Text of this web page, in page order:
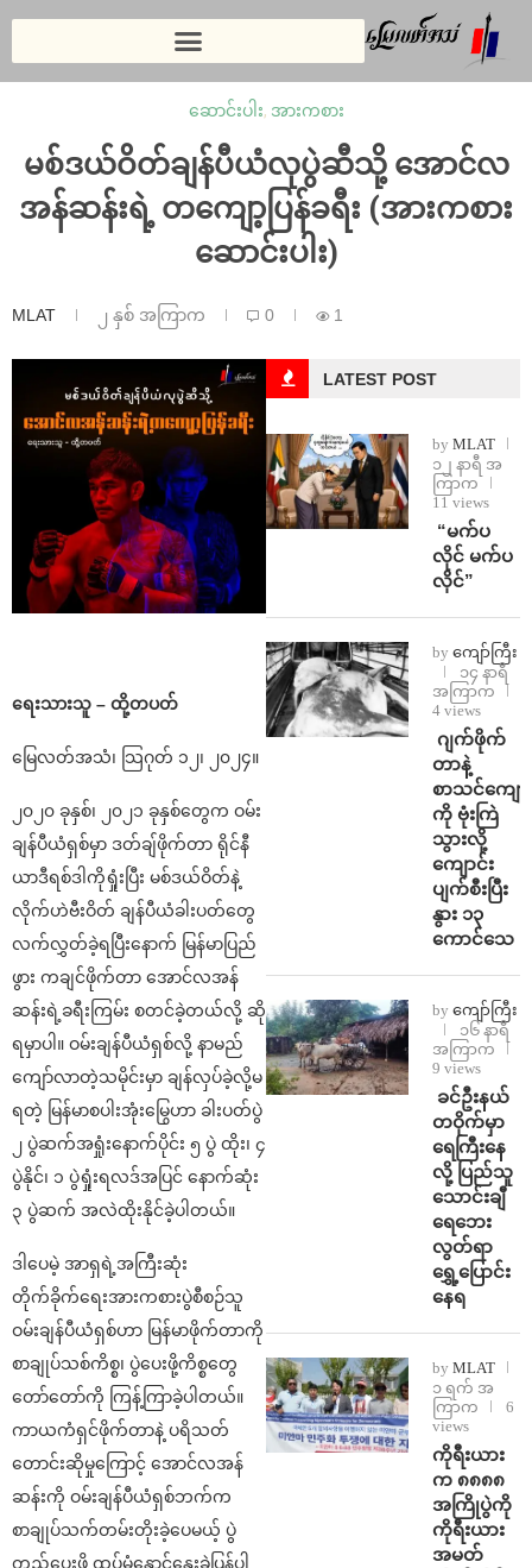
ဆောင်းပါး, အားကစား
မစ်ဒယ်ဝိတ်ချန်ပီယံလုပွဲဆီသို့ အောင်လ
အန်ဆန်းရဲ့ တကျော့ပြန်ခရီး (အားကစား
ဆောင်းပါး)
MLAT ၂ နှစ် အကြာက 0 1
ရေးသားသူ – ထို့တပတ်
မြေလတ်အသံ၊ သြဂုတ် ၁၂၊ ၂၀၂၄။
၂၀၂၀ ခုနှစ်၊ ၂၀၂၁ ခုနှစ်တွေက ဝမ်း
ချန်ပီယံရှစ်မှာ ဒတ်ချ်ဖိုက်တာ ရိုင်နီ
ယာဒီရစ်ဒါကိုရှုံးပြီး မစ်ဒယ်ဝိတ်နဲ့
လိုက်ဟဲဗီးဝိတ် ချန်ပီယံခါးပတ်တွေ
လက်လွှတ်ခဲ့ရပြီးနောက် မြန်မာပြည်
ဖွား ကချင်ဖိုက်တာ အောင်လအန်
ဆန်းရဲ့ခရီးကြမ်း စတင်ခဲ့တယ်လို့ ဆို
ရမှာပါ။ ဝမ်းချန်ပီယံရှစ်လို့ နာမည်
ကျော်လာတဲ့သမိုင်းမှာ ချန်လှပ်ခဲ့လို့မ
ရတဲ့ မြန်မာစပါးအုံးမြွေဟာ ခါးပတ်ပွဲ
၂ ပွဲဆက်အရှုံးနောက်ပိုင်း ၅ ပွဲ ထိုး၊ ၄
ပွဲနိုင်၊ ၁ ပွဲရှုံးရလဒ်အပြင် နောက်ဆုံး
၃ ပွဲဆက် အလဲထိုးနိုင်ခဲ့ပါတယ်။
ဒါပေမဲ့ အာရှရဲ့အကြီးဆုံး
တိုက်ခိုက်‌ရေးအားကစားပွဲစီစဉ်သူ
ဝမ်းချန်ပီယံရှစ်ဟာ မြန်မာဖိုက်တာကို
စာချုပ်သစ်ကိစ္စ၊ ပွဲပေးဖို့ကိစ္စတွေ
တော်တော်ကို ကြန့်ကြာခဲ့ပါတယ်။
ကာယကံရှင်ဖိုက်တာနဲ့ ပရိသတ်
တောင်းဆိုမှုကြောင့် အောင်လအန်
ဆန်းကို ဝမ်းချန်ပီယံရှစ်ဘက်က
စာချုပ်သက်တမ်းတိုးခဲ့ပေမယ့် ပွဲ
တည်ပေးဖို့ ထပ်မံနှောင့်နှေးခဲ့ပြန်ပါ
LATEST POST
by MLAT
၁၂ နာရီ အ
ကြာက
11 views
⁨ ⁨“မက်ပ
လိုင် မက်ပ
လိုင်”
by ကျော်ကြီး
၁၄ နာရီ
အကြာက
4 views
⁨⁩ ⁨ဂျက်ဖိုက်
တာနဲ့
စာသင်ကျော
ကို ဗုံးကြဲ
သွားလို့
ကျောင်း
ပျက်စီးပြီး
နွား ၁၃
ကောင်သေ
by ကျော်ကြီး
၁၆ နာရီ
အကြာက
9 views
⁩ ⁨ခင်ဦးနယ်
တဝိုက်မှာ
ရေကြီးနေ
လို့ ပြည်သူ
သောင်းချီ
ရေဘေး
လွတ်ရာ
ရွှေ့ပြောင်း
နေရ
by MLAT
၁ ရက် အ
ကြာက
6
views
ကိုရီးယား
က ၈၈၈၈
အကြိုပွဲကို
ကိုရီးယား
အမတ်